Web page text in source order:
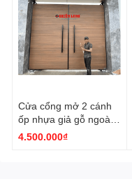
Cửa cổng mở 2 cánh
ốp nhựa giả gỗ ngoài
trời thiết kế hiện đại
4.500.000₫